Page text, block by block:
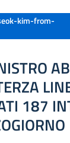
kim-from-
187